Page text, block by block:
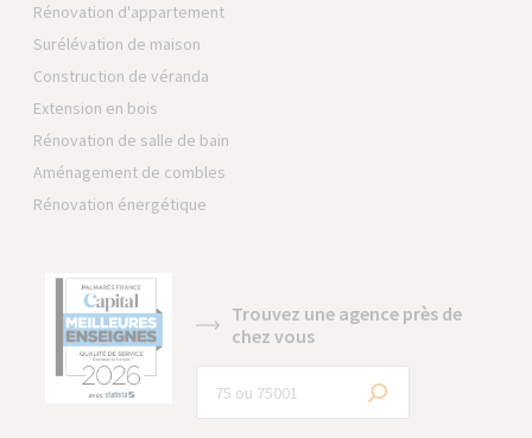
Rénovation d'appartement
Surélévation de maison
Construction de véranda
Extension en bois
Rénovation de salle de bain
Aménagement de combles
Rénovation énergétique
Trouvez une agence près de
chez vous